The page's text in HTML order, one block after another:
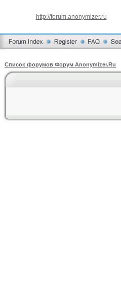
http://forum.anonymizer.ru
Список форумов Форум Anonymizer.Ru